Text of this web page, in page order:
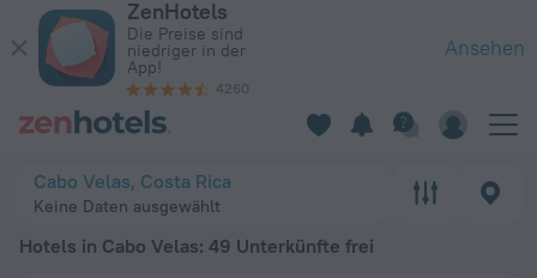
ZenHotels
Die Preise sind
niedriger in der
App!
4260
Ansehen
Cabo Velas, Costa Rica
Keine Daten ausgewählt
Hotels in Cabo Velas: 49 Unterkünfte frei
Die 20 besten Hotels in Cabo Velas 2026 ab 65 € - Jetzt auf